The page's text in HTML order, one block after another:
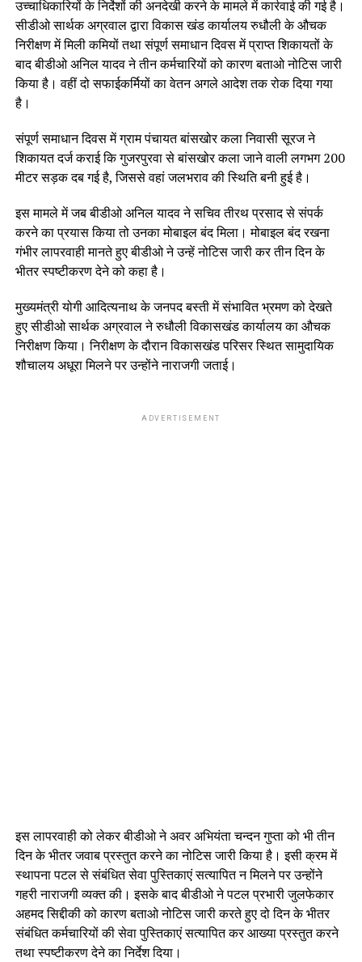
उच्चाधिकारियों के निर्देशों की अनदेखी करने के मामले में कार्रवाई की गई है।
सीडीओ सार्थक अग्रवाल द्वारा विकास खंड कार्यालय रुधौली के औचक
निरीक्षण में मिली कमियों तथा संपूर्ण समाधान दिवस में प्राप्त शिकायतों के
बाद बीडीओ अनिल यादव ने तीन कर्मचारियों को कारण बताओ नोटिस जारी
किया है। वहीं दो सफाईकर्मियों का वेतन अगले आदेश तक रोक दिया गया
है।
संपूर्ण समाधान दिवस में ग्राम पंचायत बांसखोर कला निवासी सूरज ने
शिकायत दर्ज कराई कि गुजरपुरवा से बांसखोर कला जाने वाली लगभग 200
मीटर सड़क दब गई है, जिससे वहां जलभराव की स्थिति बनी हुई है।
इस मामले में जब बीडीओ अनिल यादव ने सचिव तीरथ प्रसाद से संपर्क
करने का प्रयास किया तो उनका मोबाइल बंद मिला। मोबाइल बंद रखना
गंभीर लापरवाही मानते हुए बीडीओ ने उन्हें नोटिस जारी कर तीन दिन के
भीतर स्पष्टीकरण देने को कहा है।
मुख्यमंत्री योगी आदित्यनाथ के जनपद बस्ती में संभावित भ्रमण को देखते
हुए सीडीओ सार्थक अग्रवाल ने रुधौली विकासखंड कार्यालय का औचक
निरीक्षण किया। निरीक्षण के दौरान विकासखंड परिसर स्थित सामुदायिक
शौचालय अधूरा मिलने पर उन्होंने नाराजगी जताई।
ADVERTISEMENT
इस लापरवाही को लेकर बीडीओ ने अवर अभियंता चन्दन गुप्ता को भी तीन
दिन के भीतर जवाब प्रस्तुत करने का नोटिस जारी किया है। इसी क्रम में
स्थापना पटल से संबंधित सेवा पुस्तिकाएं सत्यापित न मिलने पर उन्होंने
गहरी नाराजगी व्यक्त की। इसके बाद बीडीओ ने पटल प्रभारी जुलफेकार
अहमद सिद्दीकी को कारण बताओ नोटिस जारी करते हुए दो दिन के भीतर
संबंधित कर्मचारियों की सेवा पुस्तिकाएं सत्यापित कर आख्या प्रस्तुत करने
तथा स्पष्टीकरण देने का निर्देश दिया।